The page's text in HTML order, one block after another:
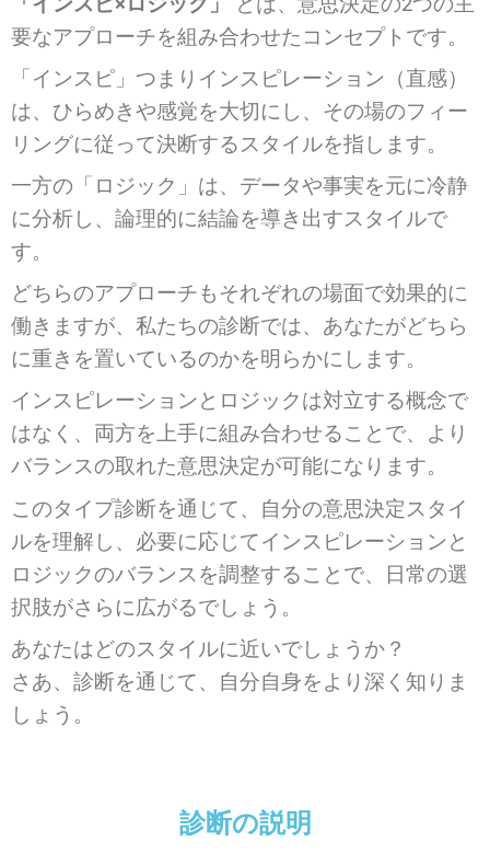
要なアプローチを組み合わせたコンセプトです。
「インスピ」 つまりインスピレーション（直感）
は、 ひらめきや感覚を大切にし、 その場のフィー
リングに従って決断するスタイルを指します。
一方の「ロジック」は、 データや事実を元に冷静
に分析し、 論理的に結論を導き出すスタイルで
す。
どちらのアプローチも それぞれの場面で効果的に
働きますが、 私たちの診断では、 あなたがどちら
に重きを置いているのかを明らかにします。
インスピレーションとロジックは対立する概念で
はなく、 両方を上手に組み合わせることで、 より
バランスの取れた意思決定が可能になります。
このタイプ診断を通じて、 自分の意思決定スタイ
ルを理解し、 必要に応じてインスピレーションと
ロジックのバランスを調整することで、
日常の選
択肢がさらに広がるでしょう。
あなたはどのスタイルに近いでしょうか？
さあ、診断を通じて、 自分自身をより深く知りま
しょう。
診断の説明